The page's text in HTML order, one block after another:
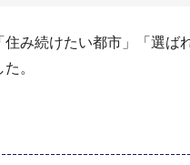
み続けたい都市」「選
。